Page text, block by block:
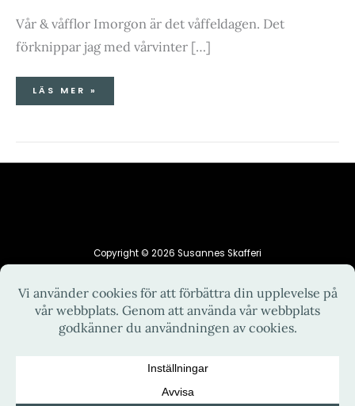
Vår & våfflor Imorgon är det våffeldagen. Det
förknippar jag med vårvinter […]
LÄS MER »
Copyright © 2026 Susannes Skafferi
HEM INTEGRITETSPOLICY
KONTAKT
OM MIG
RECEPT